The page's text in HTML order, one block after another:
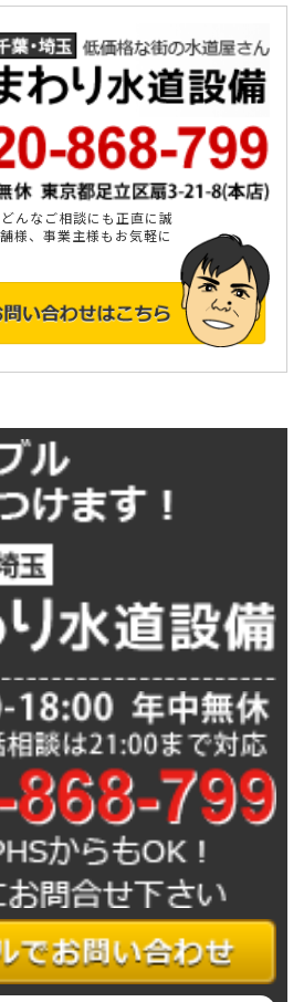
んなご相談にも正直に誠
様、事業主様もお気軽に